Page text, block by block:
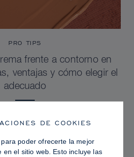
PRO TIPS
frente a contorno en
ventajas y cómo elegir el
adecuado
DE COOKIES
poder ofrecerte la mejor
en el sitio web. Esto incluye las